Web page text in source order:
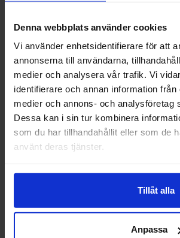
Denna webbplats använder cookies
Vi använder enhetsidentifierare för att
annonserna till användarna,
medier och analysera vår trafik. Vi
identifierare och annan information
medier och annons- och analysföretag
Dessa kan i sin tur kombinera
som du har tillhandahållit eller som de
använt deras tjänster.
Tillåt alla
Anpassa
Men om man verkligen vill
nuvarande jobb, ska man inte
löneökning där?
– Självfallet ska man ta upp det
Men de största hoppen gör man
jobb. Ge dig ut och testa. De